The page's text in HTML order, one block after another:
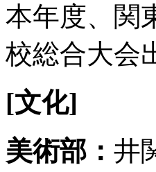
本年度、関
校総合大会
[文化]
美術部： 井